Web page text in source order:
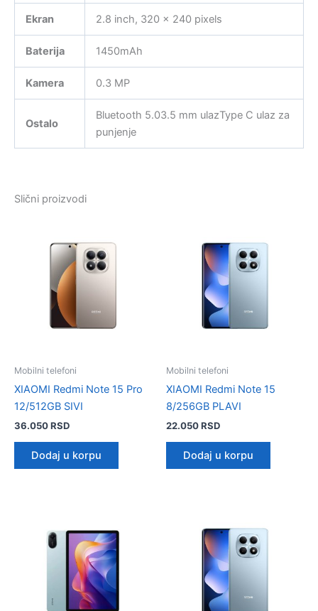
Ekran 2.8 inch, 320 x 240 pixels
Baterija 1450mAh
Kamera 0.3 MP
Ostalo
Bluetooth 5.03.5 mm ulazType C ulaz za
punjenje
Slični proizvodi
Mobilni telefoni
XIAOMI Redmi Note 15 Pro
12/512GB SIVI
36.050RSD
Dodaj u korpu
Mobilni telefoni
XIAOMI Redmi Note 15
8/256GB PLAVI
22.050RSD
Dodaj u korpu